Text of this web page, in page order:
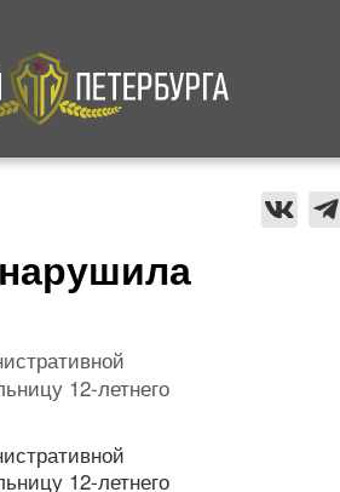
Происшествия
12-летнего
12-летнего